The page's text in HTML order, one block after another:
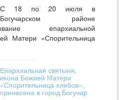
С 18 по 20 июля в
Богучарском районе
епархиальной
Матери «Спорительница
Епархиальная святыня,
икона Божией Матери
«Спорительница хлебов»,
принесена в город Богучар